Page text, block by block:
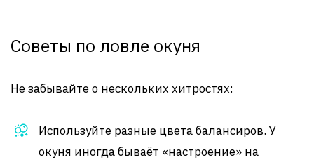
Советы по ловле окуня
Не забывайте о нескольких хитростях:
Используйте разные цвета балансиров. У
окуня иногда бываёт «настроение» на